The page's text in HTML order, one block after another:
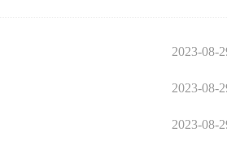
2023-08-
2023-08-
2023-08-